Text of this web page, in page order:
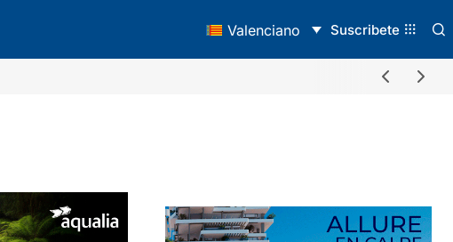
Valenciano Suscribete